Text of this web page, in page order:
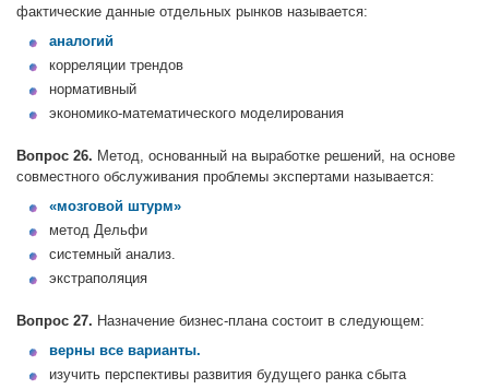
фактические данные отдельных рынков называется:
аналогий
корреляции трендов
нормативный
экономико-математического моделирования
Вопрос 26. Метод, основанный на выработке решений, на основе
совместного обслуживания проблемы экспертами называется:
«мозговой штурм»
метод Дельфи
системный анализ.
экстраполяция
Вопрос 27. Назначение бизнес-плана состоит в следующем:
верны все варианты.
изучить перспективы развития будущего ранка сбыта